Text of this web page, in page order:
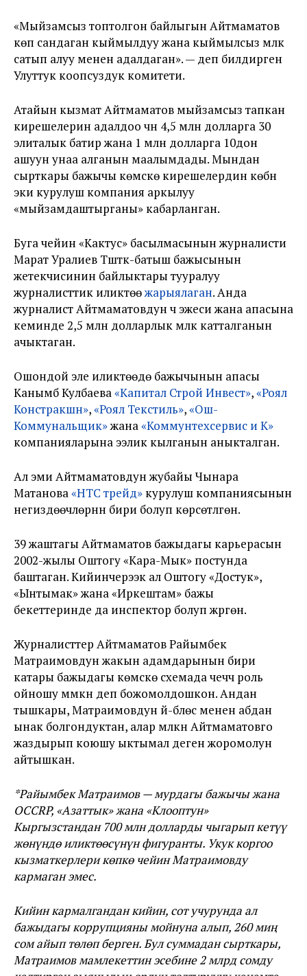
«Мыйзамсыз топтолгон байлыгын Айтмаматов
көп сандаган кыймылдуу жана кыймылсыз мүлк
сатып алуу менен адалдаган». — деп билдирген
Улуттук коопсуздук комитети.
Атайын кызмат Айтмаматов мыйзамсыз тапкан
кирешелерин адалдоо үчүн 4,5 млн долларга 30
элиталык батир жана 1 млн долларга 10дон
ашуун унаа алганын маалымдады. Мындан
сырткары бажычы көмүскө кирешелердин көбүн
эки курулуш компания аркылуу
«мыйзамдаштырганы» кабарланган.
Буга чейин «Кактус» басылмасынын журналисти
Марат Уралиев Түштүк-батыш бажысынын
жетекчисинин байлыктары тууралуу
журналисттик иликтөөжарыялаган. Анда
журналист Айтмаматовдун үч эжеси жана апасына
кеминде 2,5 млн долларлык мүлк катталганын
ачыктаган.
Ошондой эле иликтөөдө бажычынын апасы
Канымбү Кулбаева«Капитал Строй Инвест»,«Роял
Констракшн»,«Роял Текстиль»,«Ош-
Коммунальщик»жана«Коммунтехсервис и К»
компанияларына ээлик кылганын аныкталган.
Ал эми Айтмаматовдун жубайы Чынара
Матанова«НТС трейд» курулуш компаниясынын
негиздөөчүлөрүнүн бири болуп көрсөтүлгөн.
39 жаштагы Айтмаматов бажыдагы карьерасын
2002-жылы Оштогу «Кара-Мык» постунда
баштаган. Кийинчерээк ал Оштогу «Достук»,
«Ынтымак» жана «Иркештам» бажы
бекеттеринде да инспектор болуп жүргөн.
Журналисттер Айтмаматов Райымбек
Матраимовдун жакын адамдарынын бири
катары бажыдагы көмүскө схемада чечүүчү роль
ойношу мүмкүн деп божомолдошкон. Андан
тышкары, Матраимовдун үй-бүлөсү менен абдан
ынак болгондуктан, алар мүлкүн Айтмаматовго
жаздырып коюшу ыктымал деген жоромолун
айтышкан.
*Райымбек Матраимов — мурдагы бажычы жана
OCCRP, «Азаттык» жана «Клооптун»
Кыргызстандан 700 млн долларды чыгарып кетүү
жөнүндө иликтөөсүнүн фигуранты. Укук коргоо
кызматкерлери көпкө чейин Матраимовду
кармаган эмес.
Кийин кармалгандан кийин, сот учурунда ал
бажыдагы коррупцияны мойнуна алып, 260 миң
сом айып төлөп берген. Бул суммадан сырткары,
Матраимов мамлекеттин эсебине 2 млрд сомду